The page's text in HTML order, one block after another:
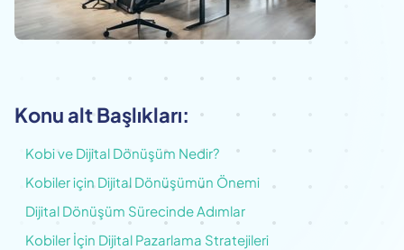
Konu alt Başlıkları:
Kobi ve Dijital Dönüşüm Nedir?
Kobiler için Dijital Dönüşümün Önemi
Dijital Dönüşüm Sürecinde Adımlar
Kobiler İçin Dijital Pazarlama Stratejileri